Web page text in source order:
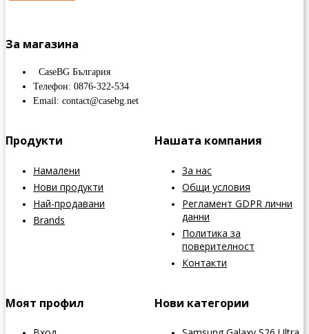
За магазина
CaseBG България
Телефон: 0876-322-534
Email: contact@casebg.net
Продукти
Намалени
Нови продукти
Най-продавани
Brands
Нашата компания
За нас
Общи условия
Регламент GDPR лични
данни
Политика за
поверителност
Контакти
Моят профил Нови категории